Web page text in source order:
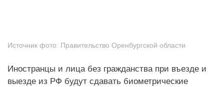
Источник фото: Правительство Оренбургской области
Иностранцы и лица без гражданства при въезде и
выезде из РФ будут сдавать биометрические